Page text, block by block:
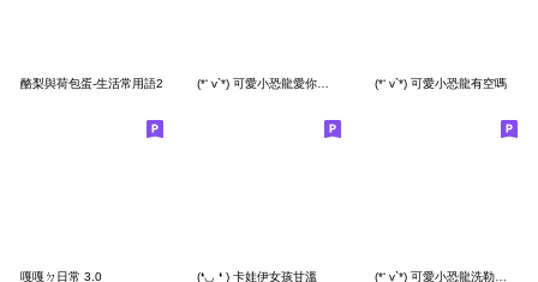
酪梨與荷包蛋-生活常用語2 (*‘ v`*) 可愛小恐龍有空嗎
嘎嘎ㄉ日常 3.0 (❛◡ ❛ ) 卡娃伊女孩甘溫 (*‘ v`*) 可愛小恐龍洗勒烤喔